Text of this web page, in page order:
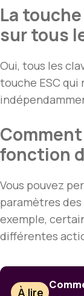
La
sur tous
Oui, tous les
touche ESC
fonction
Vous pouvez
paramètres
exemple,
différentes
À lire